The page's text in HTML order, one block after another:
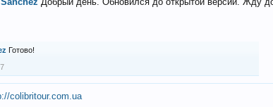
Готово!
colibritour.com.ua